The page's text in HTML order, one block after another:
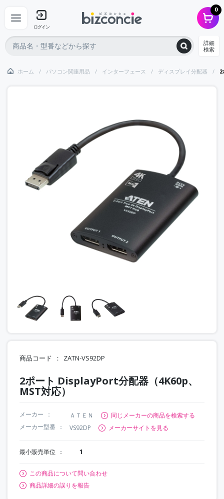
ログイン
0
詳細
検索
ホーム パソコン関連用品 インターフェース ディスプレイ分配器
商品コード ZATN-VS92DP
2ポート DisplayPort分配器（4K60p、
MST対応）
メーカー ＡＴＥＮ
同じメーカーの商品を検索する
メーカー型番
VS92DP メーカーサイトを見る
最小販売単位 1
この商品について問い合わせ
商品詳細の誤りを報告